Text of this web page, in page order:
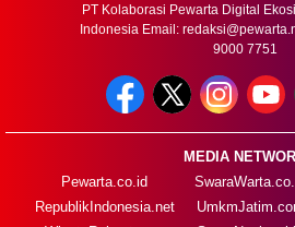
PT Kolaborasi Pewarta Digital
Indonesia Email:
9000 7751
MEDIA
Pewarta.co.id
RepublikIndonesia.net